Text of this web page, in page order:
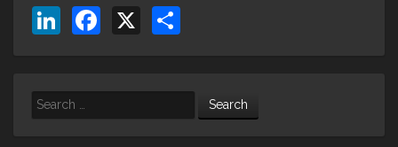
Li
e
X
Search